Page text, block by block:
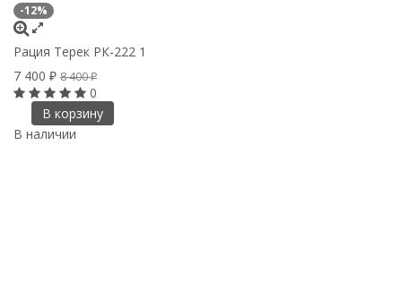
-12%
Рация Терек РК-222 1
7 400 ₽ 8 400₽
0
В корзину
В наличии